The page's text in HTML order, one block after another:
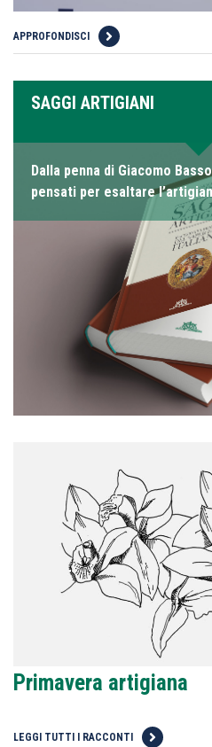
APPROFONDISCI
SAGGI ARTIGIANI
Dalla penna di Giacomo
pensati per esaltare
Primavera artigiana
LEGGI TUTTI I RACCONTI